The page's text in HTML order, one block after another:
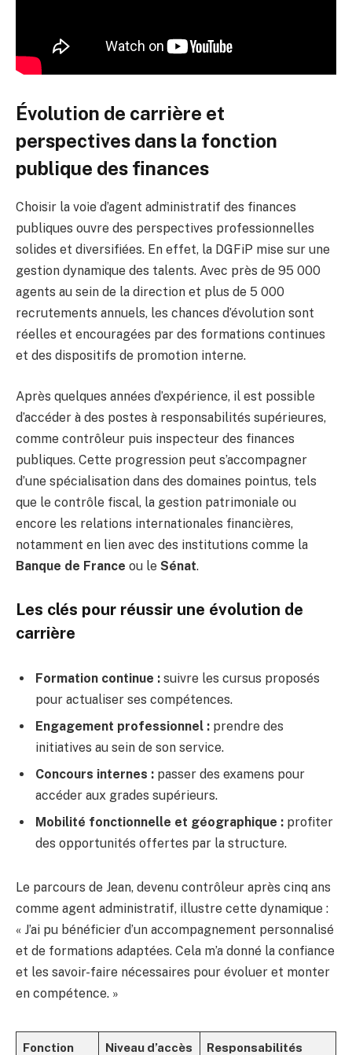
Évolution de carrière et
perspectives dans la fonction
publique des finances
Choisir la voie d’agent administratif des finances
publiques ouvre des perspectives professionnelles
solides et diversifiées. En effet, la DGFiP mise sur une
gestion dynamique des talents. Avec près de 95 000
agents au sein de la direction et plus de 5 000
recrutements annuels, les chances d’évolution sont
réelles et encouragées par des formations continues
et des dispositifs de promotion interne.
Après quelques années d’expérience, il est possible
d’accéder à des postes à responsabilités supérieures,
comme contrôleur puis inspecteur des finances
publiques. Cette progression peut s’accompagner
d’une spécialisation dans des domaines pointus, tels
que le contrôle fiscal, la gestion patrimoniale ou
encore les relations internationales financières,
notamment en lien avec des institutions comme la
Banque de France ou le Sénat.
Les clés pour réussir une évolution de
carrière
Formation continue : suivre les cursus proposés
pour actualiser ses compétences.
Engagement professionnel : prendre des
initiatives au sein de son service.
Concours internes : passer des examens pour
accéder aux grades supérieurs.
Mobilité fonctionnelle et géographique : profiter
des opportunités offertes par la structure.
Le parcours de Jean, devenu contrôleur après cinq ans
comme agent administratif, illustre cette dynamique :
« J’ai pu bénéficier d’un accompagnement personnalisé
et de formations adaptées. Cela m’a donné la confiance
et les savoir-faire nécessaires pour évoluer et monter
en compétence. »
Fonction Niveau d’accès
Responsabilités